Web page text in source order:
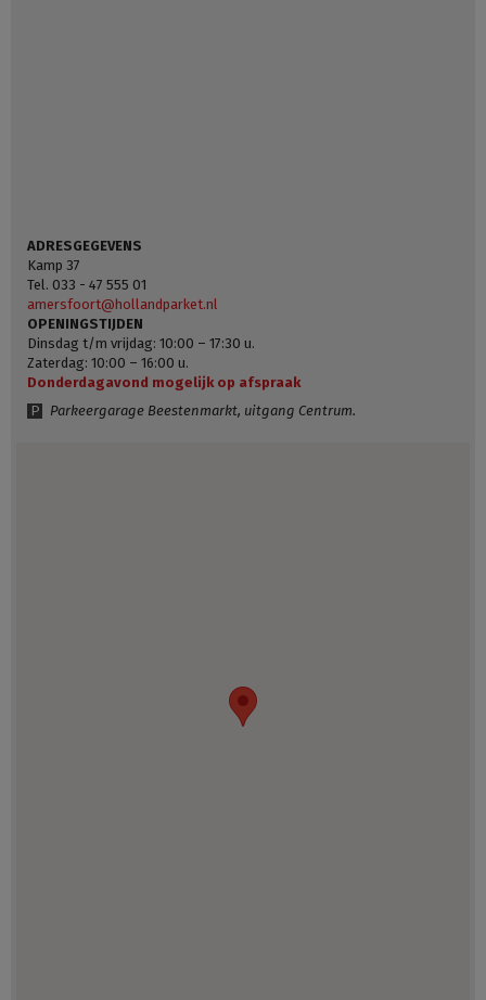
ADRESGEGEVENS
Kamp 37
Tel. 033 - 47 555 01
amersfoort@hollandparket.nl
OPENINGSTIJDEN
Dinsdag t/m vrijdag: 10:00 – 17:30 u.
Zaterdag: 10:00 – 16:00 u.
Donderdagavond mogelijk op afspraak
P
Parkeergarage Beestenmarkt, uitgang Centrum.